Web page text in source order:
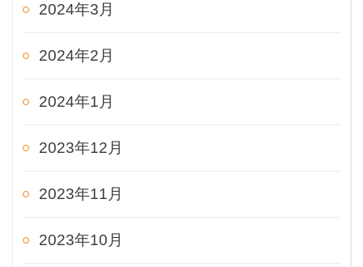
2024年3月
2024年2月
2024年1月
2023年12月
2023年11月
2023年10月